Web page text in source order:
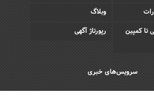
وبلاگ
تا کمپین
رپورتاژ آگهی
سرویس‌های خبری